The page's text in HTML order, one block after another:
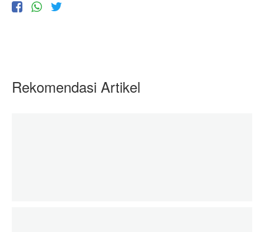
Rekomendasi Artikel